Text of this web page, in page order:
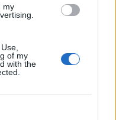
my
of my
with the